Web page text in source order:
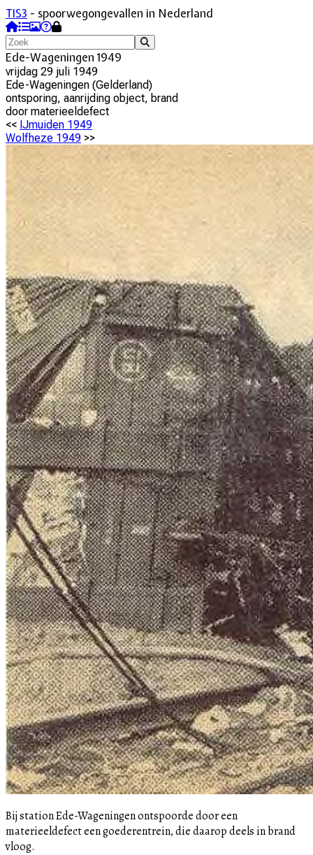
TIS3 - spoorwegongevallen in Nederland
Ede-Wageningen 1949
vrijdag 29 juli 1949
Ede-Wageningen (Gelderland)
ontsporing, aanrijding object, brand
door materieeldefect
<< IJmuiden 1949
Wolfheze 1949 >>
Bij station Ede-Wageningen ontspoorde door een
materieeldefect een goederentrein, die daarop deels in brand
vloog.